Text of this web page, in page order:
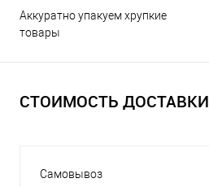
Аккуратно упакуем хрупкие
товары
СТОИМОСТЬ ДОСТАВКИ
Самовывоз